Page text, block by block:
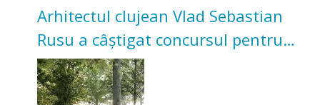
Arhitectul clujean Vlad Sebastian
Rusu a câștigat concursul pentru
transformarea Grădinii Casei
Universitarilor